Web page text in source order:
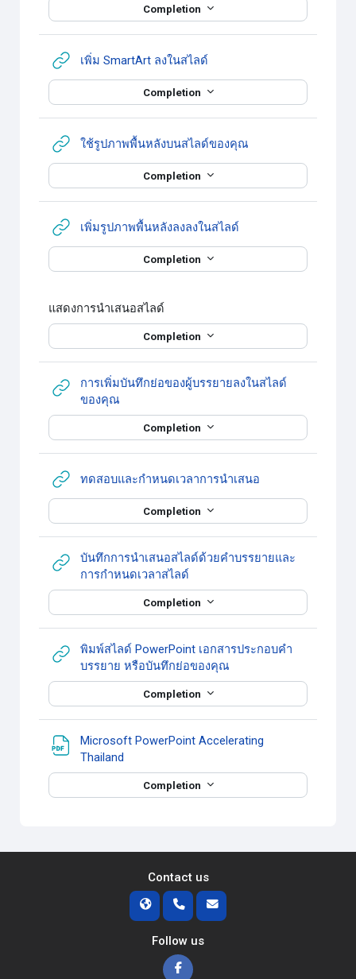
Completion
เพิ่ม SmartArt ลงในสไลด์URL
Completion
ใช้รูปภาพพื้นหลังบนสไลด์ของคุณ
Completion
เพิ่มรูปภาพพื้นหลังลงลงในสไลด์URL
Completion
Completion
แสดงการนำเสนอสไลด์
การเพิ่มบันทึกย่อของผู้บรรยายลงในสไลด์
ของคุณ
Completion
ทดสอบและกำหนดเวลาการนำเสนอ
Completion
บันทึกการนำเสนอสไลด์ด้วยคำบรรยายและ
การกำหนดเวลาสไลด์URL
Completion
พิมพ์สไลด์ PowerPoint เอกสารประกอบคำ
บรรยาย หรือบันทึกย่อของคุณ
Completion
Microsoft PowerPoint Accelerating
Thailand
Completion
Contact us
Follow us